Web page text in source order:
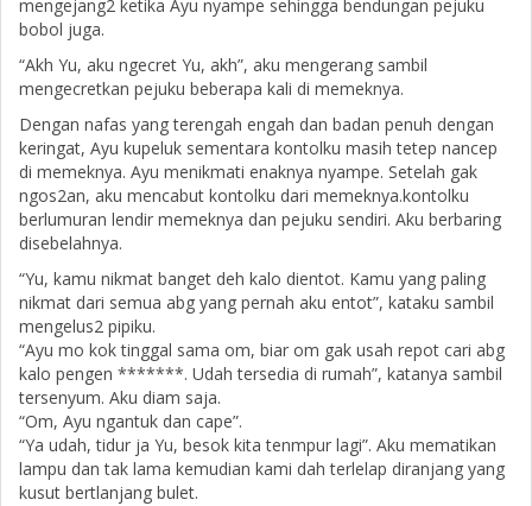
mengejang2 ketika Ayu nyampe sehingga bendungan pejuku
bobol juga.
“Akh Yu, aku ngecret Yu, akh”, aku mengerang sambil
mengecretkan pejuku beberapa kali di memeknya.
Dengan nafas yang terengah engah dan badan penuh dengan
keringat, Ayu kupeluk sementara kontolku masih tetep nancep
di memeknya. Ayu menikmati enaknya nyampe. Setelah gak
ngos2an, aku mencabut kontolku dari memeknya.kontolku
berlumuran lendir memeknya dan pejuku sendiri. Aku berbaring
disebelahnya.
“Yu, kamu nikmat banget deh kalo dientot. Kamu yang paling
nikmat dari semua abg yang pernah aku entot”, kataku sambil
mengelus2 pipiku.
“Ayu mo kok tinggal sama om, biar om gak usah repot cari abg
kalo pengen *******. Udah tersedia di rumah”, katanya sambil
tersenyum. Aku diam saja.
“Om, Ayu ngantuk dan cape”.
“Ya udah, tidur ja Yu, besok kita tenmpur lagi”. Aku mematikan
lampu dan tak lama kemudian kami dah terlelap diranjang yang
kusut bertlanjang bulet.